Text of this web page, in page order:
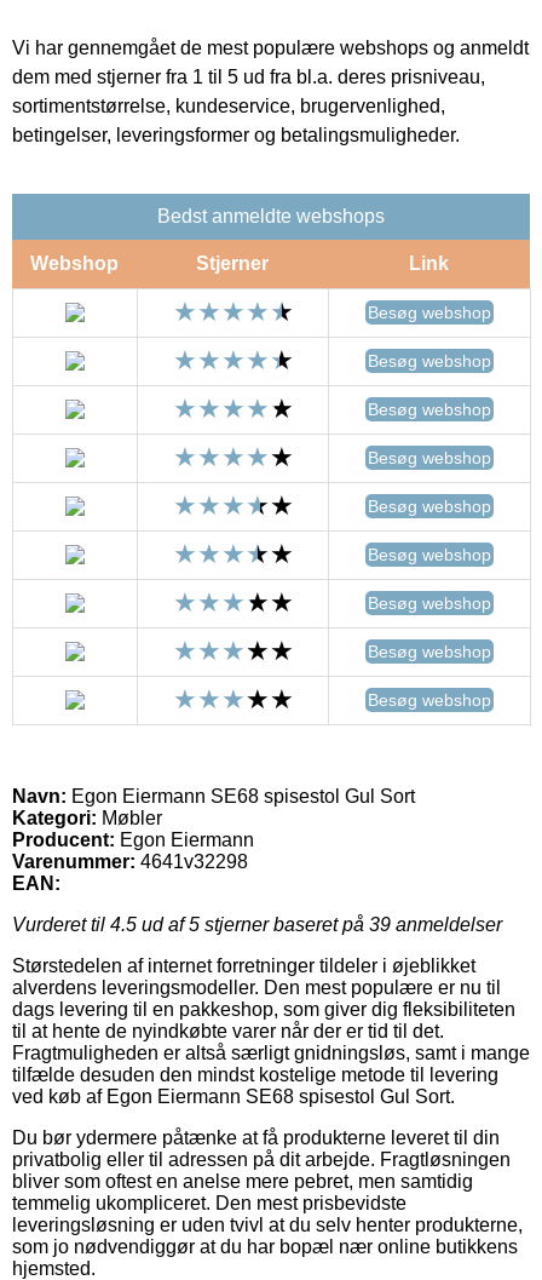
Vi har gennemgået de mest populære webshops og anmeldt
dem med stjerner fra 1 til 5 ud fra bl.a. deres prisniveau,
sortimentstørrelse, kundeservice, brugervenlighed,
betingelser, leveringsformer og betalingsmuligheder.
Bedst anmeldte webshops
Webshop Stjerner Link
Besøg webshop
Besøg webshop
Besøg webshop
Besøg webshop
Besøg webshop
Besøg webshop
Besøg webshop
Besøg webshop
Besøg webshop
Navn: Egon Eiermann SE68 spisestol Gul Sort
Kategori: Møbler
Producent: Egon Eiermann
Varenummer: 4641v32298
EAN:
Vurderet til 4.5 ud af 5 stjerner baseret på 39 anmeldelser
Størstedelen af internet forretninger tildeler i øjeblikket
alverdens leveringsmodeller. Den mest populære er nu til
dags levering til en pakkeshop, som giver dig fleksibiliteten
til at hente de nyindkøbte varer når der er tid til det.
Fragtmuligheden er altså særligt gnidningsløs, samt i mange
tilfælde desuden den mindst kostelige metode til levering
ved køb af Egon Eiermann SE68 spisestol Gul Sort.
Du bør ydermere påtænke at få produkterne leveret til din
privatbolig eller til adressen på dit arbejde. Fragtløsningen
bliver som oftest en anelse mere pebret, men samtidig
temmelig ukompliceret. Den mest prisbevidste
leveringsløsning er uden tvivl at du selv henter produkterne,
som jo nødvendiggør at du har bopæl nær online butikkens
hjemsted.